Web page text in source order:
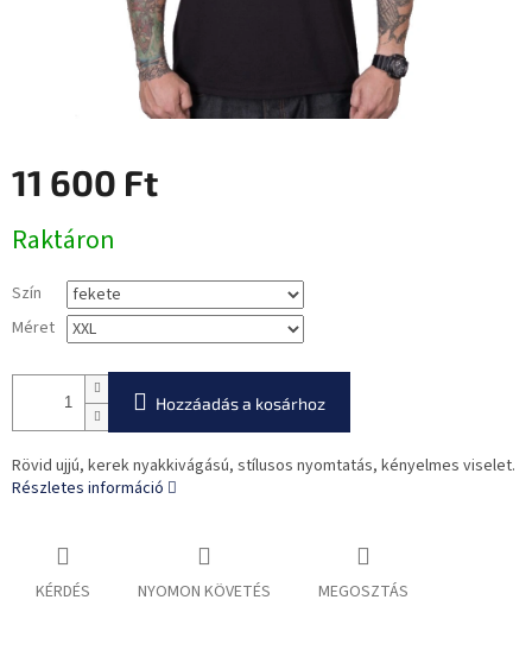
11 600 Ft
Raktáron
Szín
Méret
Hozzáadás a kosárhoz
Rövid ujjú, kerek nyakkivágású, stílusos nyomtatás, kényelmes viselet.
Részletes információ
KÉRDÉS NYOMON KÖVETÉS MEGOSZTÁS